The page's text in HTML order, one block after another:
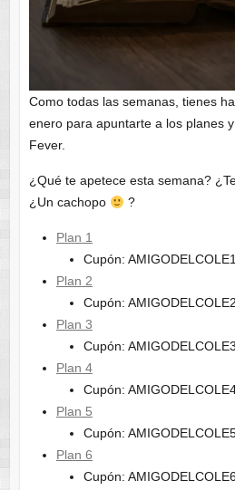
Como todas las semanas, tienes
enero para apuntarte a los planes
Fever.
¿Qué te apetece esta semana?
¿Un cachopo
?
Plan 1
Cupón: AMIGODELCOLE1
Plan 2
Cupón: AMIGODELCOLE2
Plan 3
Cupón: AMIGODELCOLE3
Plan 4
Cupón:
Plan 5
Cupón:
Plan 6
Cupón: AMIGODELCOLE6